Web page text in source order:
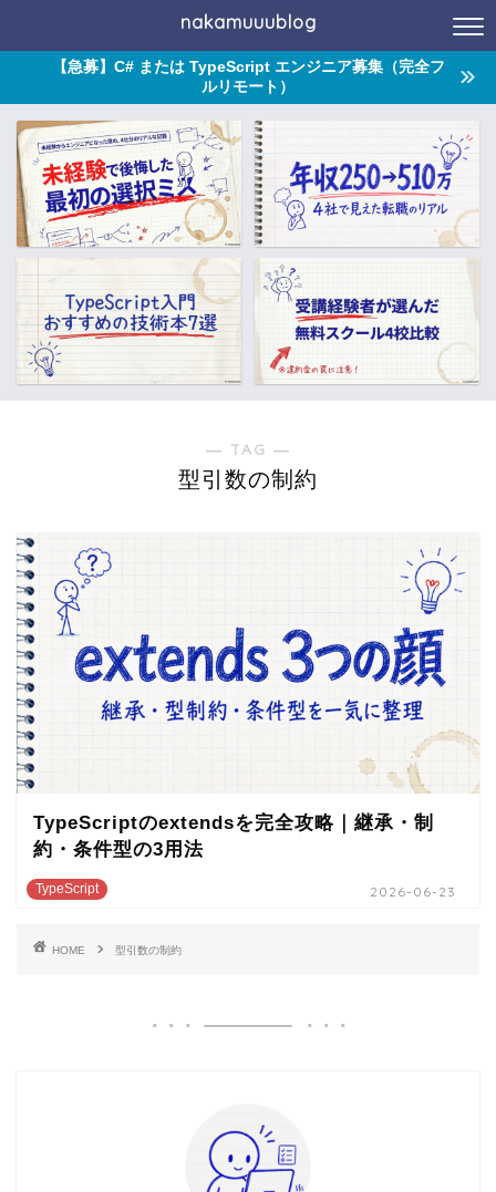
nakamuuublog
【急募】C# または TypeScript エンジニア募集（完全フ
ルリモート）
― TAG ―
型引数の制約
TypeScript
TypeScriptのextendsを完全攻略｜継承・制
約・条件型の3用法
2026-06-23
HOME 型引数の制約